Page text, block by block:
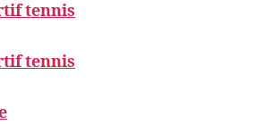
tennis
tennis